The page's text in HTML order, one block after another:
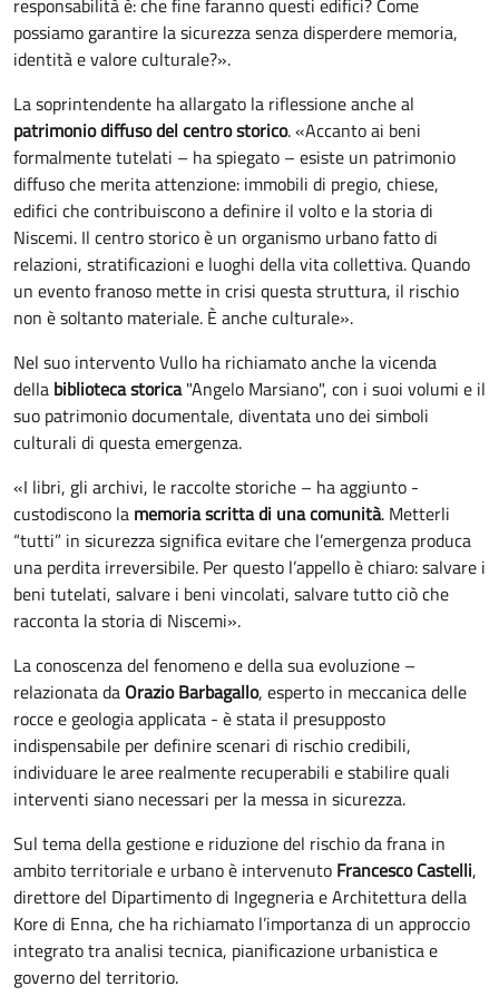
possiamo garantire la sicurezza senza disperdere memoria,
identità e valore culturale?».
La soprintendente ha allargato la riflessione anche al
patrimonio diffuso del centro storico. «Accanto ai beni
formalmente tutelati – ha spiegato – esiste un patrimonio
diffuso che merita attenzione: immobili di pregio, chiese,
edifici che contribuiscono a definire il volto e la storia di
Niscemi. Il centro storico è un organismo urbano fatto di
relazioni, stratificazioni e luoghi della vita collettiva. Quando
un evento franoso mette in crisi questa struttura, il rischio
non è soltanto materiale. È anche culturale».
Nel suo intervento Vullo ha richiamato anche la vicenda
della biblioteca storica"Angelo Marsiano", con i suoi volumi e il
suo patrimonio documentale, diventata uno dei simboli
culturali di questa emergenza.
«I libri, gli archivi, le raccolte storiche – ha aggiunto -
custodiscono la memoria scritta di una comunità. Metterli
“tutti” in sicurezza significa evitare che l’emergenza produca
una perdita irreversibile. Per questo l’appello è chiaro: salvare i
beni tutelati, salvare i beni vincolati, salvare tutto ciò che
racconta la storia di Niscemi».
La conoscenza del fenomeno e della sua evoluzione –
relazionata da Orazio Barbagallo, esperto in meccanica delle
rocce e geologia applicata - è stata il presupposto
indispensabile per definire scenari di rischio credibili,
individuare le aree realmente recuperabili e stabilire quali
interventi siano necessari per la messa in sicurezza.
Sul tema della gestione e riduzione del rischio da frana in
ambito territoriale e urbano è intervenuto Francesco Castelli,
direttore del Dipartimento di Ingegneria e Architettura della
Kore di Enna, che ha richiamato l’importanza di un approccio
integrato tra analisi tecnica, pianificazione urbanistica e
governo del territorio.